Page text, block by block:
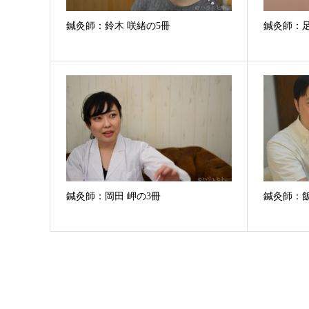
鍼灸師：鈴木 咲緒の5冊 鍼灸師：
鍼灸師：岡田 岬の3冊 鍼灸師：